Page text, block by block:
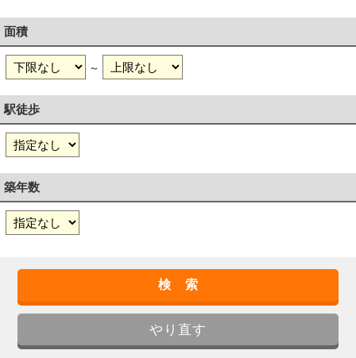
面積
～
駅徒歩
築年数